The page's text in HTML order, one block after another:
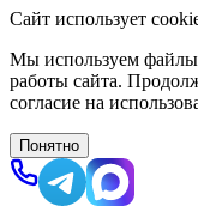
Сайт использует
Мы используем файлы
работы сайта.
согласие на
Понятно